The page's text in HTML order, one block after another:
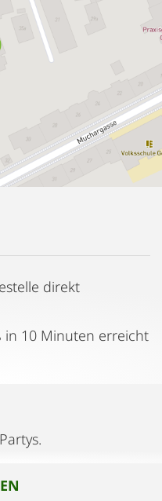
direkt
in 10 Minuten erreicht